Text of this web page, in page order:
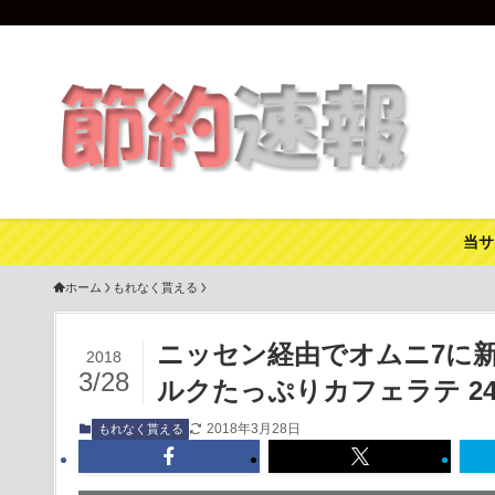
当
ホーム もれなく貰える
ニッセン経由でオムニ7に
ルクたっぷりカフェラテ
2018
3/28
もれなく貰える 2018年3月28日